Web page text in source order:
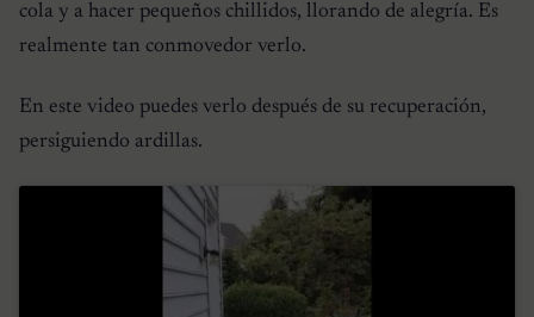
cola y a hacer pequeños chillidos, llorando de alegría. Es
realmente tan conmovedor verlo.
En este video puedes verlo después de su recuperación,
persiguiendo ardillas.